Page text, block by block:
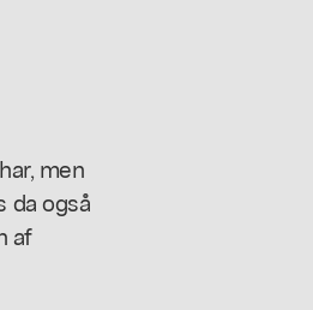
men
da også
af